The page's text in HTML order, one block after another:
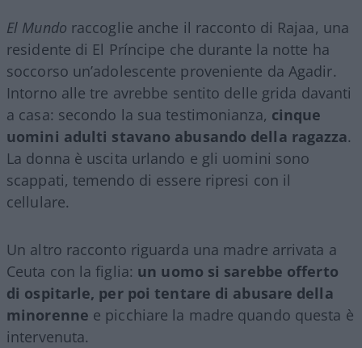
El Mundo raccoglie anche il racconto di Rajaa, una
residente di El Príncipe che durante la notte ha
soccorso un’adolescente proveniente da Agadir.
Intorno alle tre avrebbe sentito delle grida davanti
a casa: secondo la sua testimonianza, cinque
uomini adulti stavano abusando della ragazza.
La donna è uscita urlando e gli uomini sono
scappati, temendo di essere ripresi con il
cellulare.
Un altro racconto riguarda una madre arrivata a
Ceuta con la figlia: un uomo si sarebbe offerto
di ospitarle, per poi tentare di abusare della
minorenne e picchiare la madre quando questa è
intervenuta.